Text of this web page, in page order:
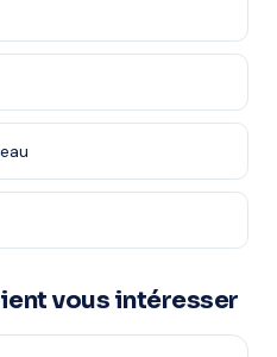
vous intéresser